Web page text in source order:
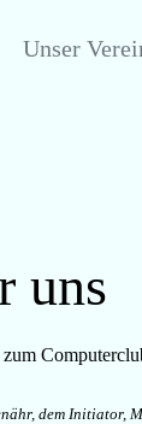
Unser
uns
dem Initiator,